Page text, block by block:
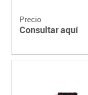
Precio
Consultar aquí